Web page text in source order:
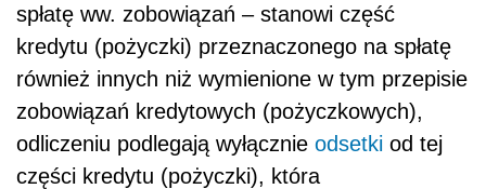
spłatę ww. zobowiązań – stanowi część
kredytu (pożyczki) przeznaczonego na spłatę
również innych niż wymienione w tym przepisie
zobowiązań kredytowych (pożyczkowych),
odliczeniu podlegają wyłącznie odsetki od tej
części kredytu (pożyczki), która